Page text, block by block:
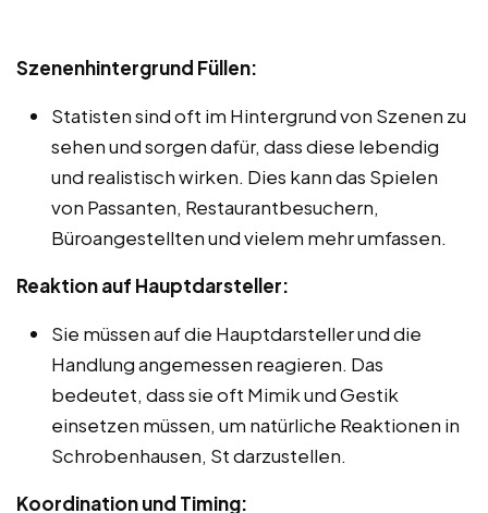
Szenenhintergrund Füllen:
Statisten sind oft im Hintergrund von Szenen zu
sehen und sorgen dafür, dass diese lebendig
und realistisch wirken. Dies kann das Spielen
von Passanten, Restaurantbesuchern,
Büroangestellten und vielem mehr umfassen.
Reaktion auf Hauptdarsteller:
Sie müssen auf die Hauptdarsteller und die
Handlung angemessen reagieren. Das
bedeutet, dass sie oft Mimik und Gestik
einsetzen müssen, um natürliche Reaktionen in
Schrobenhausen, St darzustellen.
Koordination und Timing: